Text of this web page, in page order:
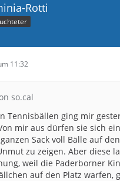
Rotti
11:32
so.cal
Tennisbällen ging mir
mir aus dürfen sie sich
Sack voll Bälle auf
zu zeigen. Aber diese
weil die Paderborner
auf den Platz warfen,